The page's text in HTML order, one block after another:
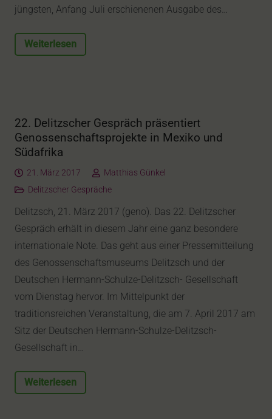
jüngsten, Anfang Juli erschienenen Ausgabe des…
Weiterlesen
22. Delitzscher Gespräch präsentiert
Genossenschaftsprojekte in Mexiko und
Südafrika
21. März 2017
Matthias Günkel
Delitzscher Gespräche
Delitzsch, 21. März 2017 (geno). Das 22. Delitzscher
Gespräch erhält in diesem Jahr eine ganz besondere
internationale Note. Das geht aus einer Pressemitteilung
des Genossenschaftsmuseums Delitzsch und der
Deutschen Hermann-Schulze-Delitzsch- Gesellschaft
vom Dienstag hervor. Im Mittelpunkt der
traditionsreichen Veranstaltung, die am 7. April 2017 am
Sitz der Deutschen Hermann-Schulze-Delitzsch-
Gesellschaft in…
Weiterlesen